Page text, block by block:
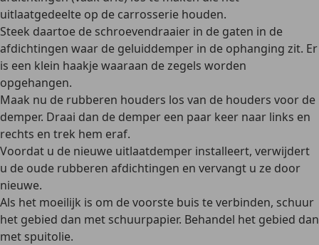
uitlaatgedeelte op de carrosserie houden.
Steek daartoe de schroevendraaier in de gaten in de
afdichtingen waar de geluiddemper in de ophanging zit. Er
is een klein haakje waaraan de zegels worden
opgehangen.
Maak nu de rubberen houders los van de houders voor de
demper. Draai dan de demper een paar keer naar links en
rechts en trek hem eraf.
Voordat u de nieuwe uitlaatdemper installeert, verwijdert
u de oude rubberen afdichtingen en vervangt u ze door
nieuwe.
Als het moeilijk is om de voorste buis te verbinden, schuur
het gebied dan met schuurpapier. Behandel het gebied dan
met spuitolie.